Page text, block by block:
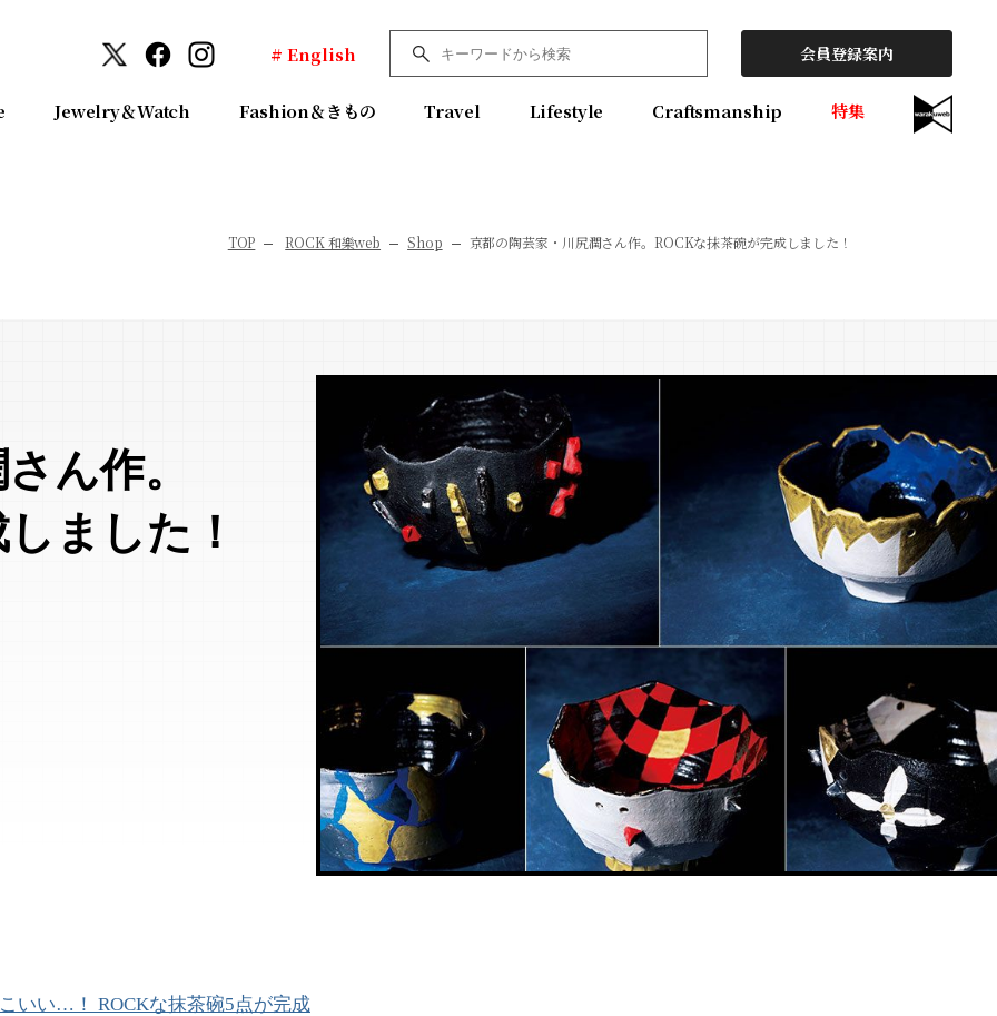
# English 会員登録案内
Jewelry＆Watch Fashion＆きもの Travel Lifestyle Craftsmanship 特集
TOP ROCK 和樂web Shop 京都の陶芸家・川尻潤さん作。ROCKな抹茶碗が完成しました！
ん作。
ました！
いい…！ ROCKな抹茶碗5点が完成